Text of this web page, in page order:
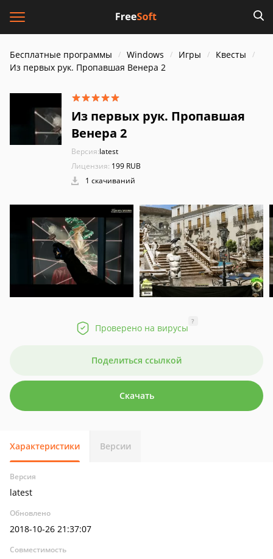
Бесплатные программы Windows Игры
Квесты
Из первых рук. Пропавшая Венера 2
Из первых рук. Пропавшая
Венера 2
Версия:latest
Лицензия: 199 RUB
1 скачиваний
Проверено на вирусы
?
Поделиться ссылкой
Скачать
Характеристики Версии
Версия
latest
Обновлено
2018-10-26 21:37:07
Совместимость